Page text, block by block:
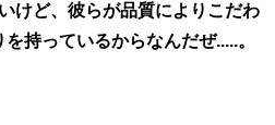
けど、彼らが品質によりこだわ
持っているからなんだぜ.....。